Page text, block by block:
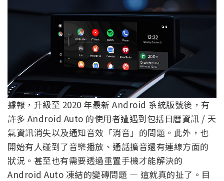
據報，升級至 2020 年最新 Android 系統版號後，有
許多 Android Auto 的使用者遭遇到包括日曆資訊 / 天
氣資訊消失以及通知音效「消音」的問題。此外，也
開始有人碰到了音樂播放、通話擴音還有連線方面的
狀況。甚至也有需要透過重置手機才能解決的
Android Auto 凍結的變磚問題 — 這就真的扯了。目